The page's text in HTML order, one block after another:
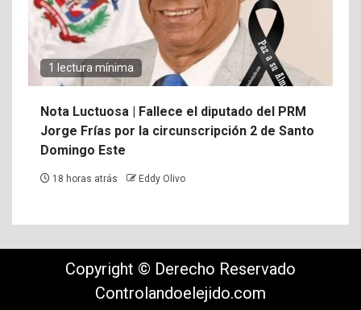
1 lectura mínima
Nota Luctuosa | Fallece el diputado del PRM
Jorge Frías por la circunscripción 2 de Santo
Domingo Este
18 horas atrás Eddy Olivo
Copyright © Derecho Reservado
Controlandoelejido.com